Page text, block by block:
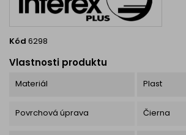
Kód 6298
Vlastnosti produktu
Materiál Plast
Povrchová úprava Čierna